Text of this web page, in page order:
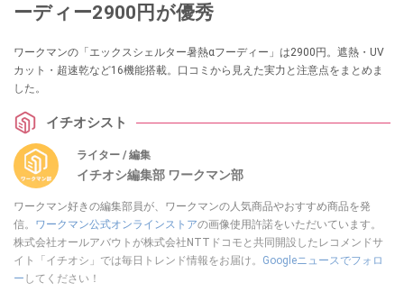
ーディー2900円が優秀
ワークマンの「エックスシェルター暑熱αフーディー」は2900円。遮熱・UV
カット・超速乾など16機能搭載。口コミから見えた実力と注意点をまとめま
した。
イチオシスト
ライター / 編集
イチオシ編集部 ワークマン部
ワークマン好きの編集部員が、ワークマンの人気商品やおすすめ商品を発
信。 ワークマン公式オンラインストアの画像使用許諾をいただいています。
株式会社オールアバウトが株式会社NTTドコモと共同開設したレコメンドサ
イト「イチオシ」では毎日トレンド情報をお届け。 Googleニュースでフォロ
ー してください！